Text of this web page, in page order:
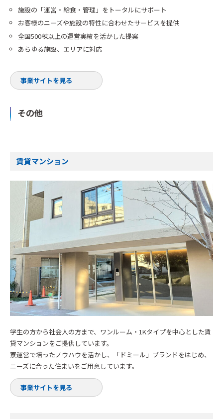
施設の「運営・給食・管理」をトータルにサポート
お客様のニーズや施設の特性に合わせたサービスを提供
全国500棟以上の運営実績を活かした提案
あらゆる施設、エリアに対応
事業サイトを見る
その他
賃貸マンション
学生の方から社会人の方まで、ワンルーム・1Kタイプを中心とした賃
貸マンションをご提供しています。
寮運営で培ったノウハウを活かし、「ドミール」ブランドをはじめ、
ニーズに合った住まいをご用意しています。
事業サイトを見る